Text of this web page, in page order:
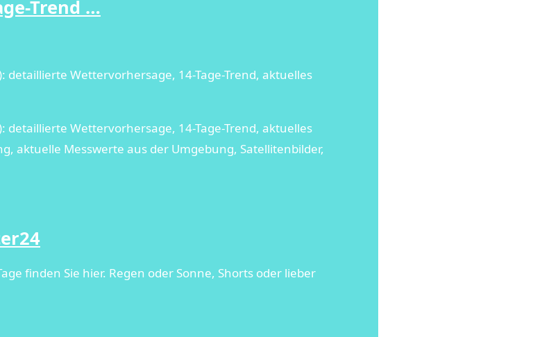
Trend …
Wettervorhersage, 14-Tage-Trend, aktuelles
Wettervorhersage, 14-Tage-Trend, aktuelles
aktuelle Messwerte aus der Umgebung, Satellitenbilder,
finden Sie hier. Regen oder Sonne, Shorts oder lieber